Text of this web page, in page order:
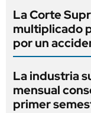
La Corte
multiplicado
por un
La industria
mensual
primer